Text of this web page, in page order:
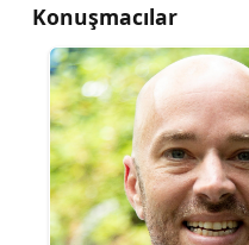
Konuşmacılar